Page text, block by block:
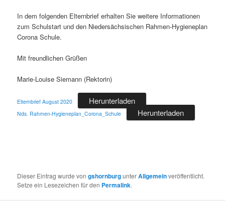
In dem folgenden Elternbrief erhalten Sie weitere Informationen
zum Schulstart und den Niedersächsischen Rahmen-Hygieneplan
Corona Schule.
Mit freundlichen Grüßen
Marie-Louise Siemann (Rektorin)
Elternbrief August 2020 Herunterladen
Nds. Rahmen-Hygieneplan_Corona_Schule Herunterladen
Dieser Eintrag wurde vongshornburgunterAllgemeinveröffentlicht.
Setze ein Lesezeichen für den Permalink.